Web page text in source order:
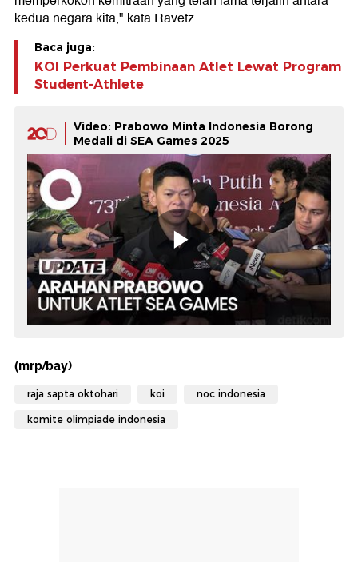
kedua negara kita," kata Ravetz.
Baca juga:
KOI Perkuat Pembinaan Atlet Lewat Program
Student-Athlete
Video: Prabowo Minta Indonesia Borong
Medali di SEA Games 2025
(mrp/bay)
raja sapta oktohari koi noc indonesia
komite olimpiade indonesia